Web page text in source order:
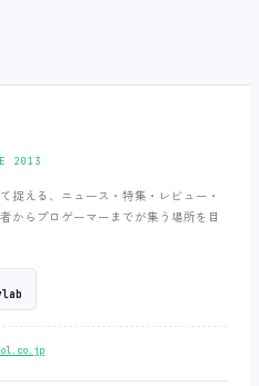
2013
捉える、ニュース・特集・レビュー・
からプロゲーマーまでが集う場所を目